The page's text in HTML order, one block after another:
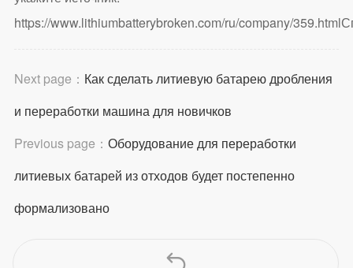
https://www.lithiumbatterybroken.com/ru/company/359.html
Next page： Как сделать литиевую батарею дробления
и переработки машина для новичков
Previous page： Оборудование для переработки
литиевых батарей из отходов будет постепенно
формализовано